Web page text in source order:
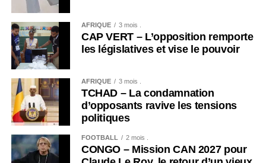
AFRIQUE 3 mois .
CAP VERT – L’opposition remporte
les législatives et vise le pouvoir
AFRIQUE 3 mois .
TCHAD – La condamnation
d’opposants ravive les tensions
politiques
FOOTBALL 2 mois .
CONGO – Mission CAN 2027 pour